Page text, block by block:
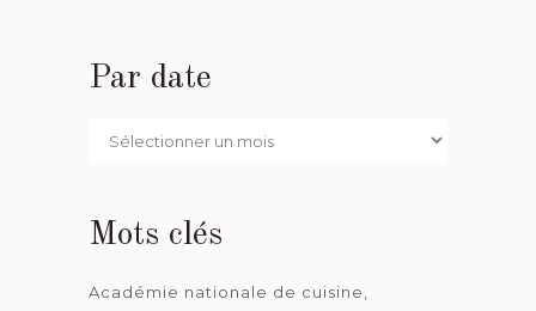
Par date
Par
Mots clés
Académie nationale de cuisine